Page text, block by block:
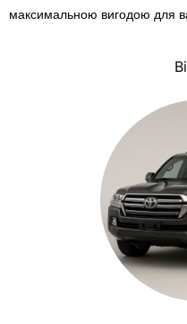
максимальною вигодою для